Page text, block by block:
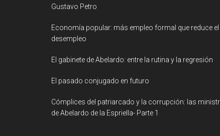
Gustavo Petro
Economía popular: más empleo formal que reduce el
desempleo
El gabinete de Abelardo: entre la rutina y la regresión
El pasado conjugado en futuro
Cómplices del patriarcado y la corrupción: las
de Abelardo de la Espriella- Parte 1